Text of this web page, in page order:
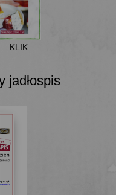
KLIK
jadłospis